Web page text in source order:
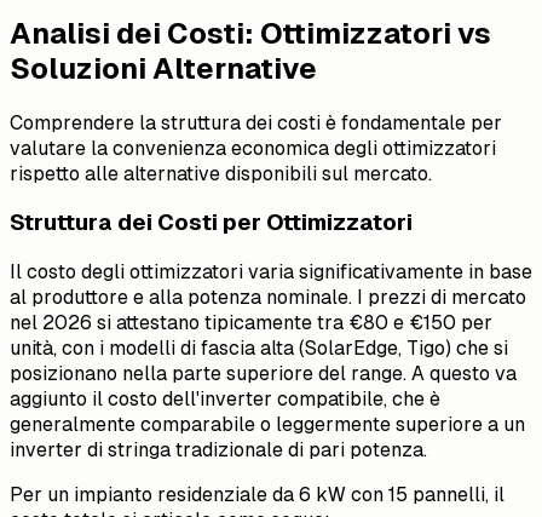
Analisi dei Costi: Ottimizzatori vs
Soluzioni Alternative
Comprendere la struttura dei costi è fondamentale per
valutare la convenienza economica degli ottimizzatori
rispetto alle alternative disponibili sul mercato.
Struttura dei Costi per Ottimizzatori
Il costo degli ottimizzatori varia significativamente in base
al produttore e alla potenza nominale. I prezzi di mercato
nel 2026 si attestano tipicamente tra €80 e €150 per
unità, con i modelli di fascia alta (SolarEdge, Tigo) che si
posizionano nella parte superiore del range. A questo va
aggiunto il costo dell'inverter compatibile, che è
generalmente comparabile o leggermente superiore a un
inverter di stringa tradizionale di pari potenza.
Per un impianto residenziale da 6 kW con 15 pannelli, il